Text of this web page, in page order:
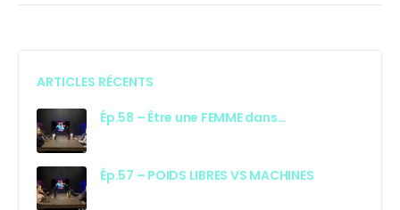
ARTICLES RÉCENTS
Ép.58 – Être une FEMME dans…
Ép.57 – POIDS LIBRES VS MACHINES